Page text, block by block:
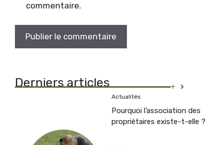
commentaire.
Derniers articles +
Actualités
Pourquoi l’association des
propriétaires existe-t-elle ?